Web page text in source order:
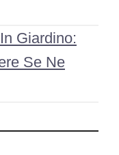
Giardino:
Se Ne